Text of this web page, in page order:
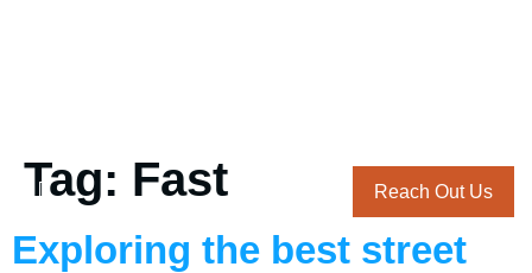
Reach Out Us
Tag: Fast
Exploring the best street